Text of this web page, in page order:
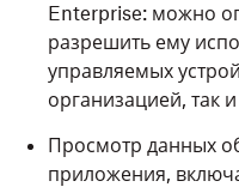
Enterprise: можно
разрешить ему
управляемых
организацией, так
Просмотр данных
приложения,